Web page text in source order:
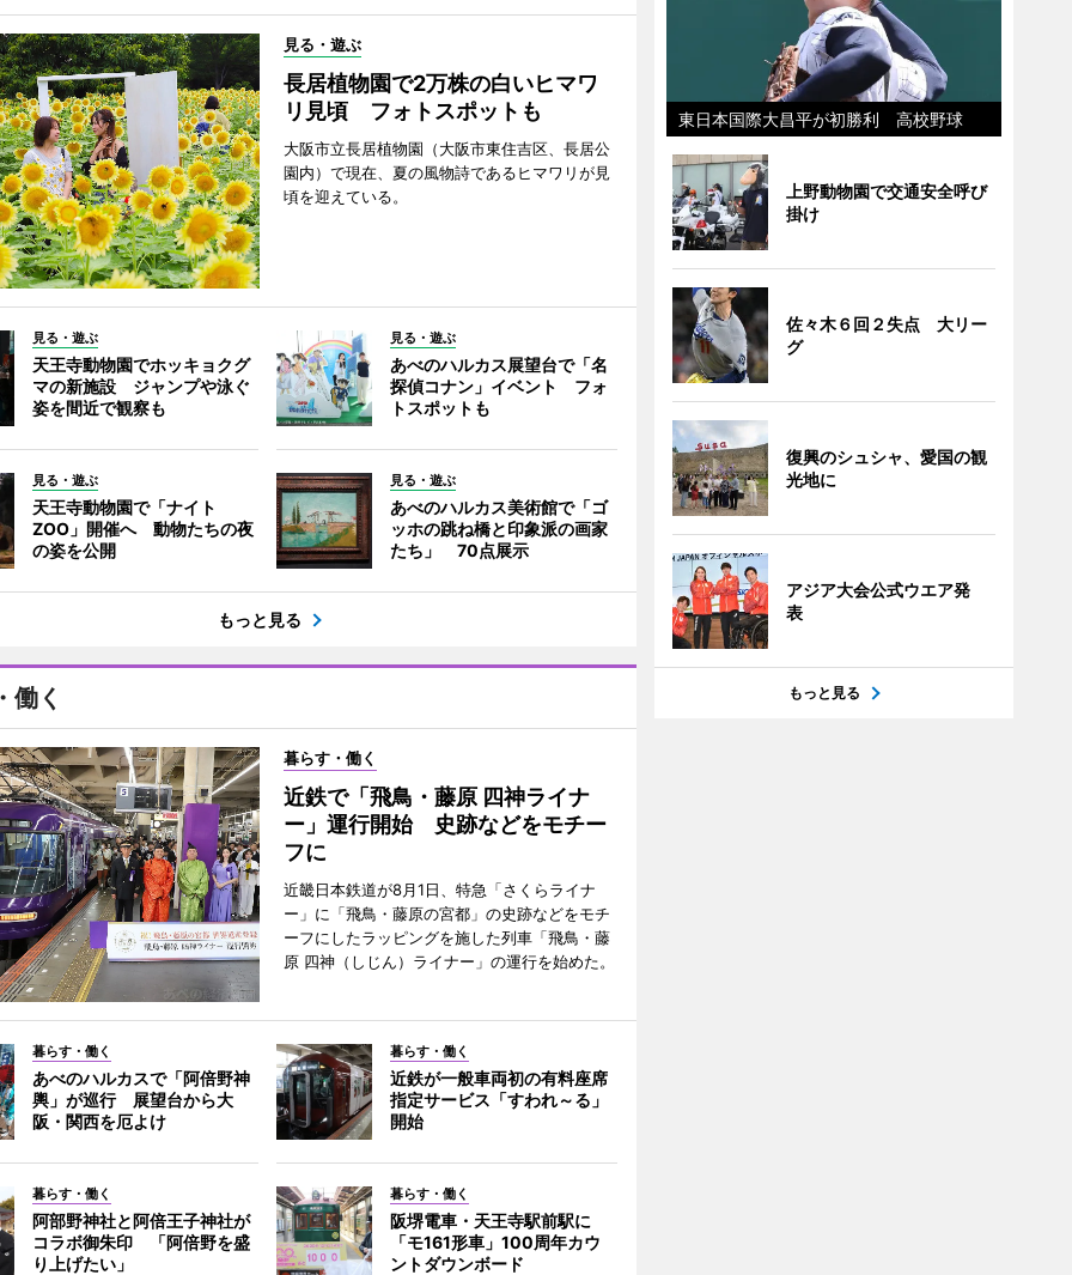
見る・遊ぶ
長居植物園で2万株の白いヒマワ
リ見頃 フォトスポットも
大阪市立長居植物園（大阪市東住吉区、長居公
園内）で現在、夏の風物詩であるヒマワリが見
頃を迎えている。
見る・遊ぶ
天王寺動物園でホッキョクグ
マの新施設 ジャンプや泳ぐ
姿を間近で観察も
見る・遊ぶ
あべのハルカス展望台で「名
探偵コナン」イベント フォ
トスポットも
見る・遊ぶ
天王寺動物園で「ナイト
ZOO」開催へ 動物たちの夜
の姿を公開
見る・遊ぶ
あべのハルカス美術館で「ゴ
ッホの跳ね橋と印象派の画家
たち」 70点展示
もっと見る
働く
暮らす・働く
近鉄で「飛鳥・藤原 四神ライナ
ー」運行開始 史跡などをモチー
フに
近畿日本鉄道が8月1日、特急「さくらライナ
ー」に「飛鳥・藤原の宮都」の史跡などをモチ
ーフにしたラッピングを施した列車「飛鳥・藤
原 四神（しじん）ライナー」の運行を始めた。
暮らす・働く
あべのハルカスで「阿倍野神
輿」が巡行 展望台から大
阪・関西を厄よけ
暮らす・働く
近鉄が一般車両初の有料座席
指定サービス「すわれ～る」
開始
暮らす・働く
阿部野神社と阿倍王子神社が
コラボ御朱印 「阿倍野を盛
り上げたい」
暮らす・働く
阪堺電車・天王寺駅前駅に
「モ161形車」100周年カウ
ントダウンボード
東日本国際大昌平が初勝利 高校野球
上野動物園で交通安全呼び
掛け
佐々木６回２失点 大リー
グ
復興のシュシャ、愛国の観
光地に
アジア大会公式ウエア発
表
もっと見る